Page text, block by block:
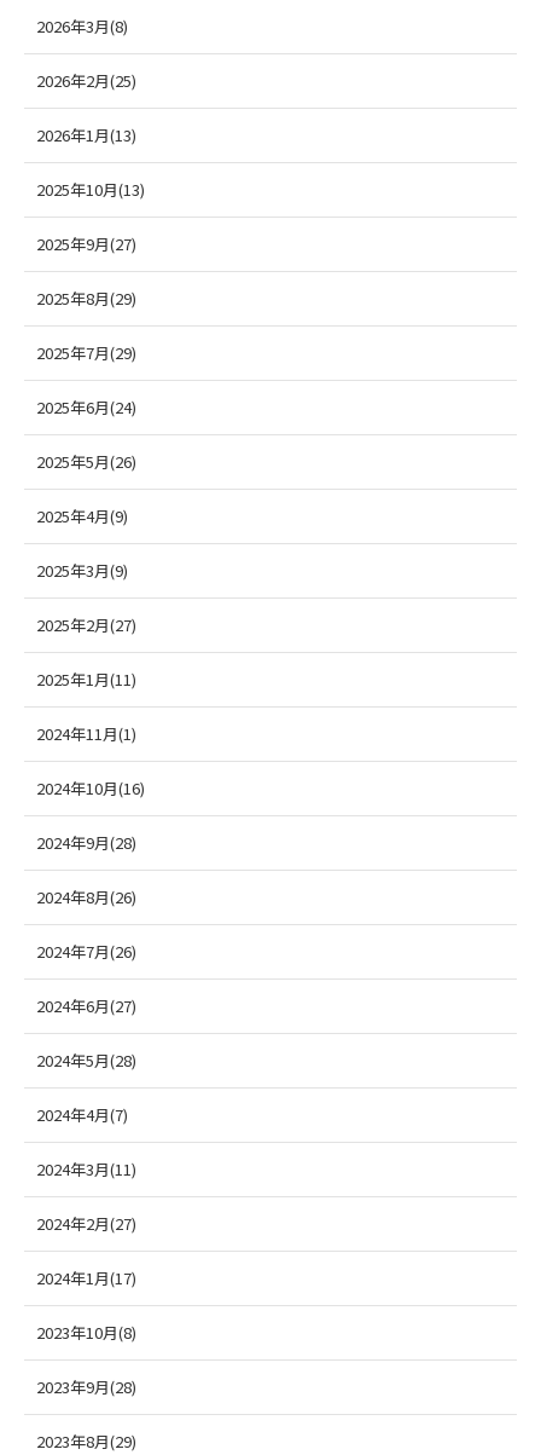
2026年3月(8)
2026年2月(25)
2026年1月(13)
2025年10月(13)
2025年9月(27)
2025年8月(29)
2025年7月(29)
2025年6月(24)
2025年5月(26)
2025年4月(9)
2025年3月(9)
2025年2月(27)
2025年1月(11)
2024年11月(1)
2024年10月(16)
2024年9月(28)
2024年8月(26)
2024年7月(26)
2024年6月(27)
2024年5月(28)
2024年4月(7)
2024年3月(11)
2024年2月(27)
2024年1月(17)
2023年10月(8)
2023年9月(28)
2023年8月(29)